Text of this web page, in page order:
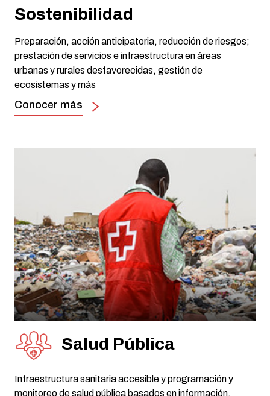
Sostenibilidad
Preparación, acción anticipatoria, reducción de riesgos;
prestación de servicios e infraestructura en áreas
urbanas y rurales desfavorecidas, gestión de
ecosistemas y más
Conocer más
Salud Pública
Infraestructura sanitaria accesible y programación y
monitoreo de salud pública basados en información.